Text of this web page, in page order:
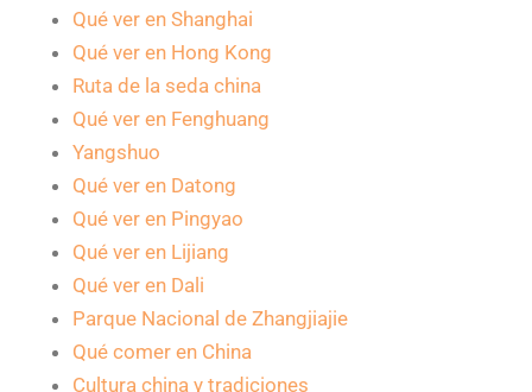
Qué ver en Shanghai
Qué ver en Hong Kong
Ruta de la seda china
Qué ver en Fenghuang
Yangshuo
Qué ver en Datong
Qué ver en Pingyao
Qué ver en Lijiang
Qué ver en Dali
Parque Nacional de Zhangjiajie
Qué comer en China
Cultura china y tradiciones